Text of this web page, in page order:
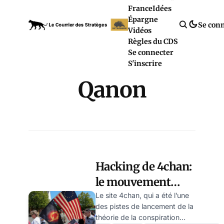
FranceIdées
Épargne
Vidéos
Règles du CDS
Se connecter
S'inscrire
Se
Qanon
Hacking de 4chan:
le mouvement
QAnon a-t-il été
une manipulation
Le site 4chan, qui a été l’une
des pistes de lancement de la
théorie de la conspiration